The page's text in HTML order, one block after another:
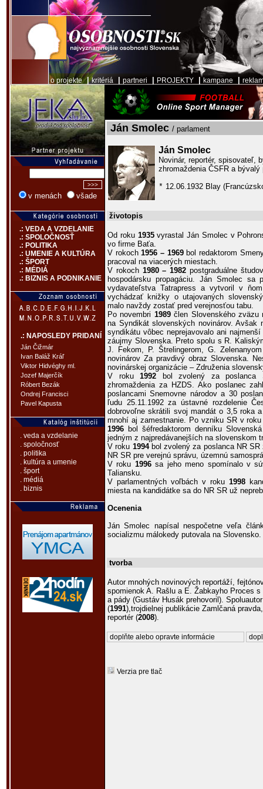
o projekte|kritériá partneri PROJEKTY kampane
v menách všade
.: VEDA A VZDELANIE
.: SPOLOČNOSŤ
.: POLITIKA
.: UMENIE A KULTÚRA
.: ŠPORT
.: MÉDIÁ
.: BIZNIS A PODNIKANIE
.: NAPOSLEDY PRIDANÍ
Ján Čižmár
Ivan Baláž Kráľ
Viktor Hidvéghy ml.
Jozef Majerčík
Róbert Bezák
Ondrej Francisci
Pavel Kapusta
. veda a vzdelanie
. spoločnosť
. politika
. kultúra a umenie
. šport
. médiá
. biznis
Ján Smolec / parlament
Ján Smolec
Novinár, reportér, spisovateľ,
zhromaždenia ČSFR a bývalý
* 12.06.1932 Blay
životopis
Od roku 1935vyrastal Ján Smolec v
vo firme Baťa.
V rokoch1956 – 1969bol redaktorom
pracoval na viacerých miestach.
V rokoch 1980 – 1982 postgraduálne
hospodársku propagáciu. Ján Smolec sa
vydavateľstva Tatrapress a vytvoril v
vychádzať knižky o utajovaných
malo navždy zostať pred verejnosťou tabu.
Po novembri 1989člen Slovenského zväzu
na Syndikát slovenských novinárov.
syndikátu vôbec neprejavovalo ani
záujmy Slovenska. Preto spolu s R.
J. Fekom, P. Štrelingerom, G.
novinárov Za pravdivý obraz Slovenska.
novinárskej organizácie – Združenia
V roku1992
bol zvolený za poslanca
zhromaždenia za HZDS. Ako poslanec
poslancami Snemovne národov a 30
ľudu 25.11.1992 za ústavné rozdelenie
dobrovoľne skrátili svoj mandát o 3,5 roka
mnohí aj zamestnanie. Po vzniku SR v
1996 bol šéfredaktorom denníku
jedným z najpredávanejších na slovenskom
V roku 1994bol zvolený za poslanca NR
NR SR pre verejnú správu, územnú
V roku 1996sa jeho meno spomínalo v
Taliansku.
V parlamentných voľbách v roku 1998
miesta na kandidátke sa do NR SR už
Ocenenia
Ján Smolec napísal nespočetne veľa
socializmu málokedy putovala na
tvorba
Autor mnohých novinových reportáží,
spomienok A. Rašlu a E. Žabkayho Proces
a pády (Gustáv Husák prehovoril).
(1991),trojdielnej publikácie Zamlčaná
reportér (2008).
doplňte alebo opravte informácie
Verzia pre tlač